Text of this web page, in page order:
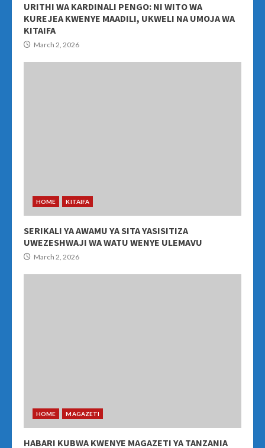
URITHI WA KARDINALI PENGO: NI WITO WA
KUREJEA KWENYE MAADILI, UKWELI NA UMOJA WA
KITAIFA
March 2, 2026
HOME KITAIFA
SERIKALI YA AWAMU YA SITA YASISITIZA
UWEZESHWAJI WA WATU WENYE ULEMAVU
March 2, 2026
HOME MAGAZETI
HABARI KUBWA KWENYE MAGAZETI YA TANZANIA